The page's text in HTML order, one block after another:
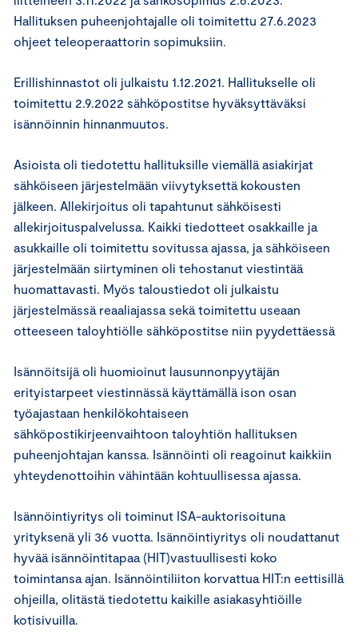
Hallituksen puheenjohtajalle oli toimitettu 27.6.2023
ohjeet teleoperaattorin sopimuksiin.
Erillishinnastot oli julkaistu 1.12.2021. Hallitukselle oli
toimitettu 2.9.2022 sähköpostitse hyväksyttäväksi
isännöinnin hinnanmuutos.
Asioista oli tiedotettu hallituksille viemällä asiakirjat
sähköiseen järjestelmään viivytyksettä kokousten
jälkeen. Allekirjoitus oli tapahtunut sähköisesti
allekirjoituspalvelussa. Kaikki tiedotteet osakkaille ja
asukkaille oli toimitettu sovitussa ajassa, ja sähköiseen
järjestelmään siirtyminen oli tehostanut viestintää
huomattavasti. Myös taloustiedot oli julkaistu
järjestelmässä reaaliajassa sekä toimitettu useaan
otteeseen taloyhtiölle sähköpostitse niin pyydettäessä
Isännöitsijä oli huomioinut lausunnonpyytäjän
erityistarpeet viestinnässä käyttämällä ison osan
työajastaan henkilökohtaiseen
sähköpostikirjeenvaihtoon taloyhtiön hallituksen
puheenjohtajan kanssa. Isännöinti oli reagoinut kaikkiin
yhteydenottoihin vähintään kohtuullisessa ajassa.
Isännöintiyritys oli toiminut ISA-auktorisoituna
yrityksenä yli 36 vuotta. Isännöintiyritys oli noudattanut
hyvää isännöintitapaa (HIT)vastuullisesti koko
toimintansa ajan. Isännöintiliiton korvattua HIT:n eettisillä
ohjeilla, olitästä tiedotettu kaikille asiakasyhtiöille
kotisivuilla.